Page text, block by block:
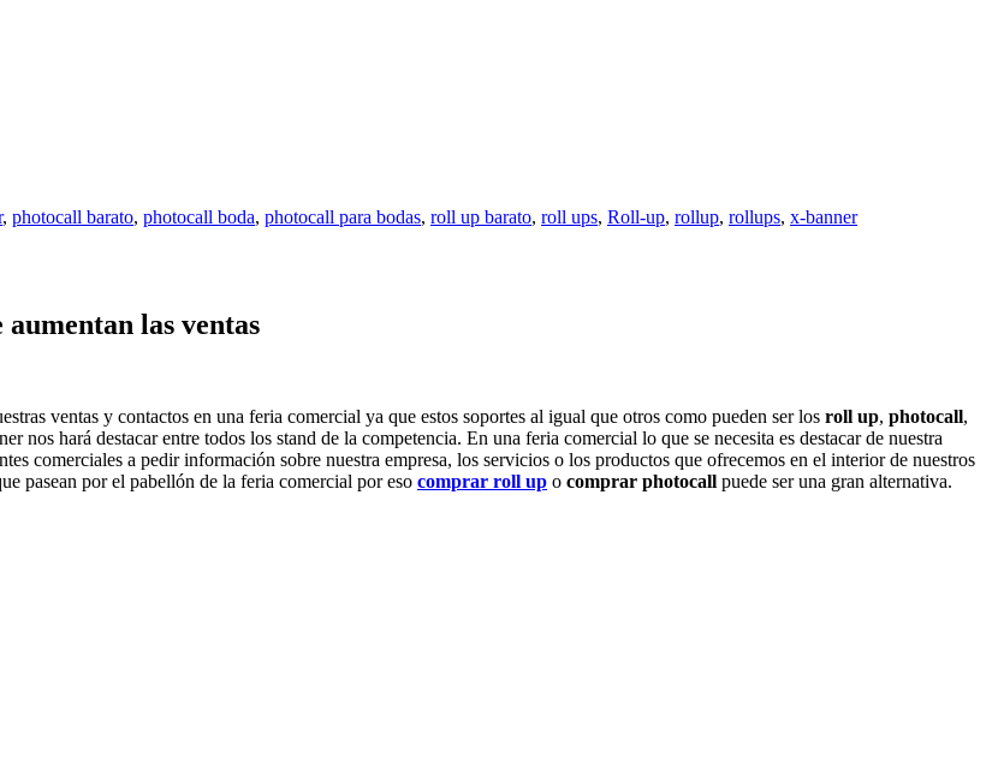
, photocall barato, photocall boda, photocall para bodas, roll up barato, roll ups, Roll-up, rollup, rollups, x-banner
las ventas
ventas y contactos en una feria comercial ya que estos soportes al igual que otros como pueden ser los roll up, photocall,
hará destacar entre todos los stand de la competencia. En una feria comercial lo que se necesita es destacar de nuestra
comerciales a pedir información sobre nuestra empresa, los servicios o los productos que ofrecemos en el interior de nuestros
pasean por el pabellón de la feria comercial por eso comprar roll up o comprar photocall puede ser una gran alternativa.